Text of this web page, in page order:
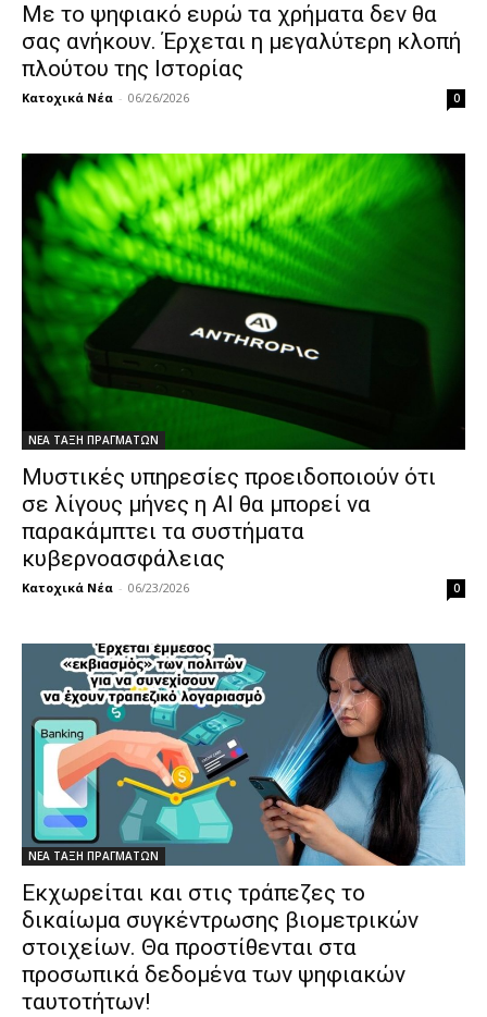
Με το ψηφιακό ευρώ τα χρήματα δεν θα
σας ανήκουν. Έρχεται η μεγαλύτερη κλοπή
πλούτου της Ιστορίας
Κατοχικά Νέα - 06/26/2026 0
ΝΕΑ ΤΑΞΗ ΠΡΑΓΜΑΤΩΝ
Μυστικές υπηρεσίες προειδοποιούν ότι
σε λίγους μήνες η ΑΙ θα μπορεί να
παρακάμπτει τα συστήματα
κυβερνοασφάλειας
Κατοχικά Νέα - 06/23/2026 0
ΝΕΑ ΤΑΞΗ ΠΡΑΓΜΑΤΩΝ
Εκχωρείται και στις τράπεζες το
δικαίωμα συγκέντρωσης βιομετρικών
στοιχείων. Θα προστίθενται στα
προσωπικά δεδομένα των ψηφιακών
ταυτοτήτων!